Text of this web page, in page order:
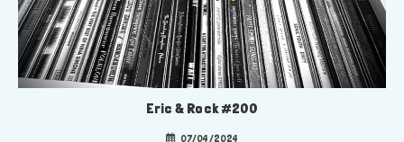
Eric & Rock #200
07/04/2024